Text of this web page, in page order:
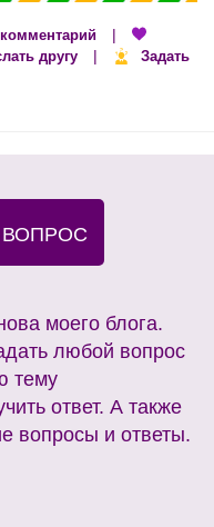
|
другу |
Задать
моего блога.
любой вопрос
тему
ответ. А также
вопросы и ответы.